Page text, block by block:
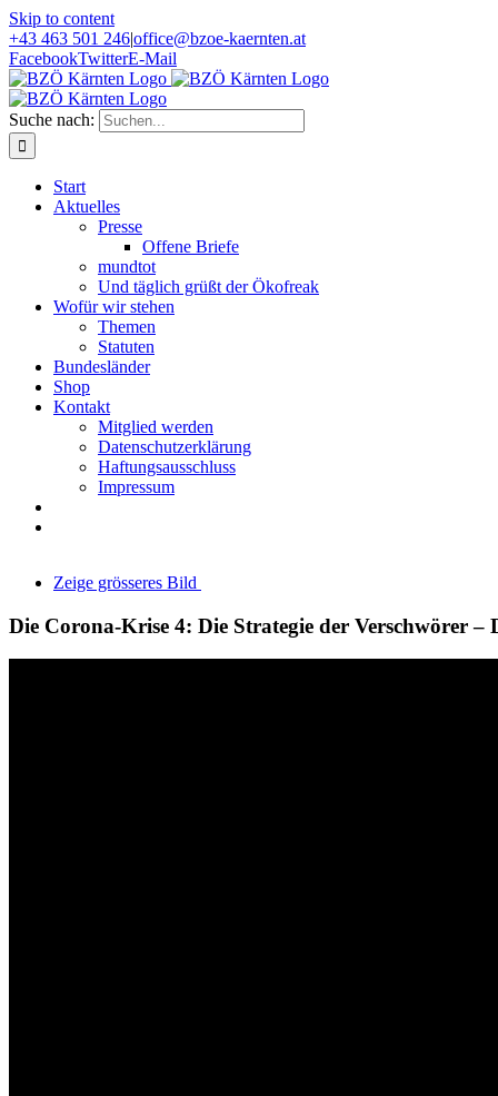
Skip to content
+43 463 501 246|office@bzoe-kaernten.at
FacebookTwitterE-Mail
Suche nach:
Start
Aktuelles
Presse
Offene Briefe
mundtot
Und täglich grüßt der Ökofreak
Wofür wir stehen
Themen
Statuten
Bundesländer
Shop
Kontakt
Mitglied werden
Datenschutzerklärung
Haftungsausschluss
Impressum
Zeige grösseres Bild
Die Corona-Krise 4: Die Strategie der Verschwörer